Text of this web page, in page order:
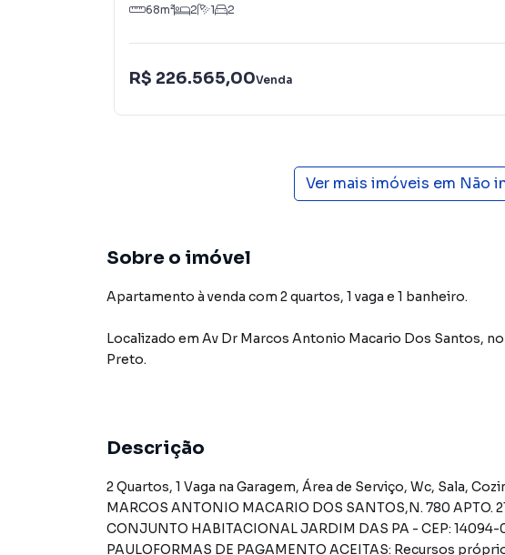
68m² 2 1 2
R$ 226.565,00Venda
Ver mais imóveis em Não
Sobre o imóvel
Apartamento à venda com 2 quartos, 1 vaga e 1 banheiro.
Localizado em Av Dr Marcos Antonio Macario Dos Santos,
Preto.
Descrição
2 Quartos, 1 Vaga na Garagem, Área de Serviço, Wc, Sala,
MARCOS ANTONIO MACARIO DOS SANTOS,N. 780 APTO.
CONJUNTO HABITACIONAL JARDIM DAS PA - CEP: 14094-
PAULOFORMAS DE PAGAMENTO ACEITAS: Recursos